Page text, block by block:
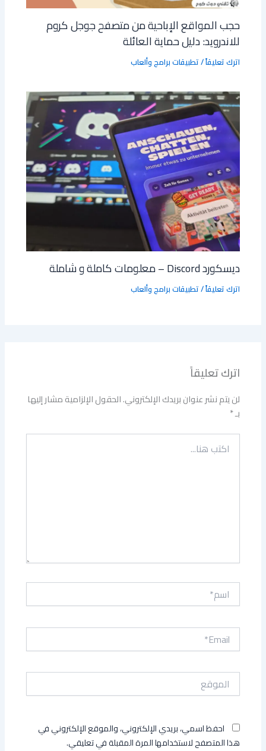
حجب المواقع الإباحية من متصفح جوجل كروم
للاندرويد: دليل حماية العائلة
اترك تعليقاً/تطبيقات برامج وألعاب
ديسكورد Discord – معلومات كاملة و شاملة
اترك تعليقاً/تطبيقات برامج وألعاب
اترك تعليقاً
لن يتم نشر عنوان بريدك الإلكتروني.الحقول الإلزامية مشار إليها
بـ*
اكتب
هنا...
اسم*
Email*
الموقع
احفظ اسمي، بريدي الإلكتروني، والموقع الإلكتروني في
هذا المتصفح لاستخدامها المرة المقبلة في تعليقي.